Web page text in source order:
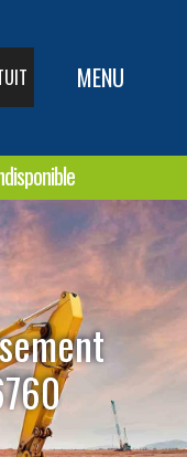
MENU